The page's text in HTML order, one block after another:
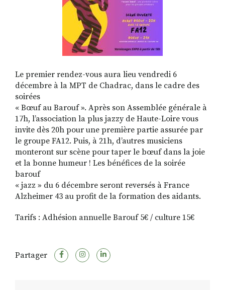
Le premier rendez-vous aura lieu vendredi 6
décembre à la MPT de Chadrac, dans le cadre des
soirées
« Bœuf au Barouf ». Après son Assemblée générale à
17h, l’association la plus jazzy de Haute-Loire vous
invite dès 20h pour une première partie assurée par
le groupe FA12. Puis, à 21h, d’autres musiciens
monteront sur scène pour taper le bœuf dans la joie
et la bonne humeur ! Les bénéfices de la soirée
barouf
« jazz » du 6 décembre seront reversés à France
Alzheimer 43 au profit de la formation des aidants.
Tarifs : Adhésion annuelle Barouf 5€ / culture 15€
Partager